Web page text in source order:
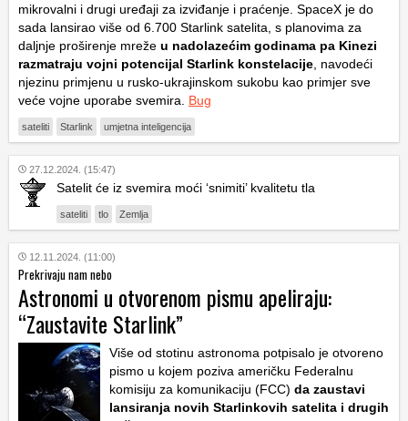
mikrovalni i drugi uređaji za izviđanje i praćenje. SpaceX je do
sada lansirao više od 6.700 Starlink satelita, s planovima za
daljnje proširenje mreže u nadolazećim godinama pa Kinezi
razmatraju vojni potencijal Starlink konstelacije , navodeći
njezinu primjenu u rusko-ukrajinskom sukobu kao primjer sve
veće vojne uporabe svemira. Bug
sateliti Starlink umjetna inteligencija
27.12.2024. (15:47)
Satelit će iz svemira moći ‘snimiti’ kvalitetu tla
sateliti tlo Zemlja
12.11.2024. (11:00)
Prekrivaju nam nebo
Astronomi u otvorenom pismu apeliraju:
“Zaustavite Starlink”
Više od stotinu astronoma potpisalo je otvoreno
pismo u kojem poziva američku Federalnu
komisiju za komunikaciju (FCC) da zaustavi
lansiranja novih Starlinkovih satelita i drugih